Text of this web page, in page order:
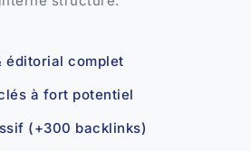
éditorial complet
à fort potentiel
(+300 backlinks)